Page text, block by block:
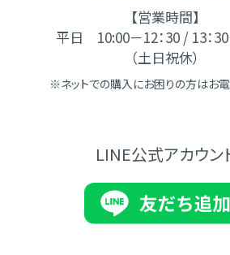
【営業時間】
平日 10:00－12：30 / 13：
（土日祝休）
※ネットでの購入にお困りの方はお
LINE公式アカウン